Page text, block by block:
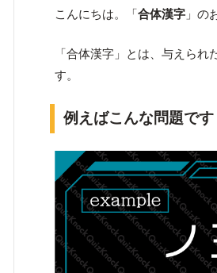
こんにちは。「合体漢字 」の
「合体漢字」とは、与えら
す。
例えばこんな問題です